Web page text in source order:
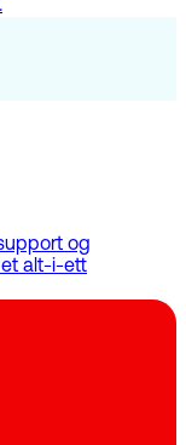
og
et alt-i-ett